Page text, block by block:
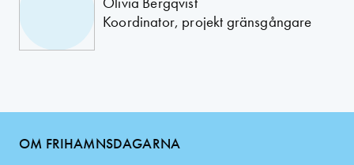
Koordinator, projekt gränsgångare
OM FRIHAMNSDAGARNA